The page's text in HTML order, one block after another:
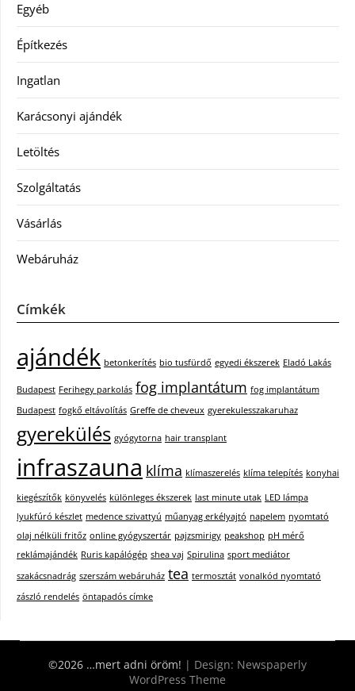
Egyéb
Építkezés
Ingatlan
Karácsonyi ajándék
Letöltés
Szolgáltatás
Vásárlás
Webáruház
Címkék
ajándék betonkerítés bio tusfürdő egyedi ékszerek Eladó Lakás
Budapest Ferihegy parkolás fog implantátum fog implantátum
Budapest fogkő eltávolítás Greffe de cheveux gyerekulesszakaruhaz
gyerekülés gyógytorna hair transplant
infraszauna klíma klímaszerelés klíma telepítés konyhai
kiegészítők könyvelés különleges ékszerek last minute utak LED lámpa
lyukfúró készlet medence szivattyú műanyag erkélyajtó napelem nyomtató
olaj nélküli fritőz online gyógyszertár pajzsmirigy peakshop pH mérő
reklámajándék Ruris kapálógép shea vaj Spirulina sport mediátor
szakácsnadrág szerszám webáruház tea termosztát vonalkód nyomtató
zászló rendelés öntapadós címke
©2026 …mert adni öröm! | Design: Newspaperly
WordPress Theme